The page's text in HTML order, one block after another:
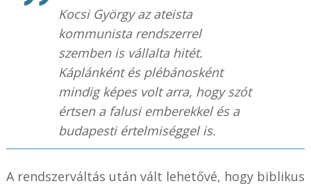
Kocsi György az ateista
kommunista rendszerrel
szemben is vállalta hitét.
Káplánként és plébánosként
mindig képes volt arra, hogy szót
értsen a falusi emberekkel és a
budapesti értelmiséggel is.
A rendszerváltás után vált lehetővé, hogy biblikus